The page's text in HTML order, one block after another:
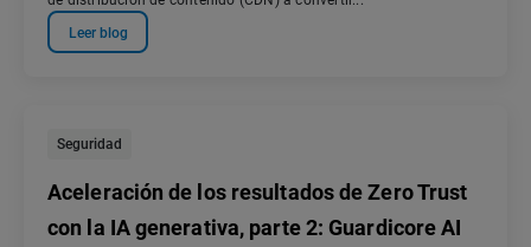
Leer blog
Seguridad
Aceleración de los resultados de Zero Trust
con la IA generativa, parte 2: Guardicore AI